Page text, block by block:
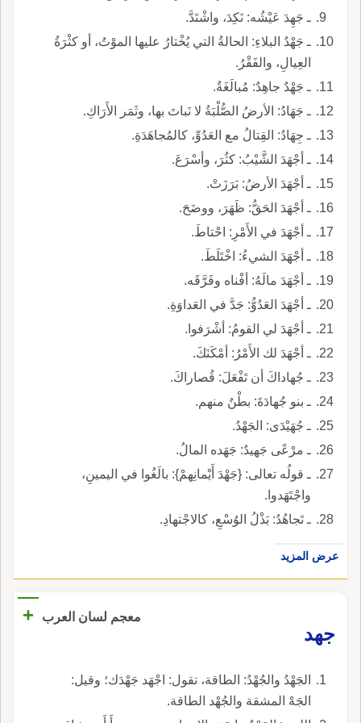
ـ جَهِدَ عَيْشُه: نَكِدَ، واشْتَدَّ.
ـ جَهْدُ البلاءِ: الحالةُ التي يُخْتارُ عليها الموْتُ، أو كثْرَةُ
العِيالِ، والفَقْرُ.
ـ جَهْدٌ جاهِدٌ: مُبالَغَةٌ.
ـ جَهَادُ: الأرضُ الصُّلْبَةُ لا نَباتَ بها، وثَمَر الأَرَاكِ.
ـ جِهَادُ: القِتالُ مع العَدُوِّ، كالمُجاهَدَةِ.
ـ أجْهَدَ الشَّيْبُ: كثُرَ، وأسْرَعَ.
ـ أجْهَدَ الأرضُ: بَرَزَتْ.
ـ أجْهَدَ الحَقُّ: ظَهَرَ، ووضَحَ.
ـ أجْهَدَ في الأَمْرِ: احْتاطَ.
ـ أجْهَدَ الشيءُ: اخْتَلَطَ.
ـ أجْهَدَ مالَهُ: أفْناه وفَرَّقَه.
ـ أجْهَدَ العَدُوُّ: جَدَّ في العَداوَةِ.
ـ أجْهَدَ لي القومُ: أشْرَفوا.
ـ أجْهَدَ لك الأَمْرُ: أمْكَنَكَ.
ـ جُهاداكَ أن تَفْعَلَ: قُصاراكَ.
ـ بنو جُهادَةَ: بطْنٌ منهم.
ـ جُهَيْدَى: الجَهْدُ.
ـ مرْعًى جَهيدٌ: جَهَده المالُ.
ـ قولُه تعالى: {جَهْدَ أَيْمانِهمْ}: بالَغُوا في اليمينِ،
واجْتَهَدوا.
ـ تَجاهُدُ: بَذْلُ الوُسْعِ، كالاجْتهادِ.
عرض المزيد
معجم لسان العرب
+
جهد
الجَهْدُ والجُهْدُ: الطاقة، تقول: اجْهَد جَهْدَك؛ وقيل:
الجَهْ المشقة والجُهْد الطاقة.